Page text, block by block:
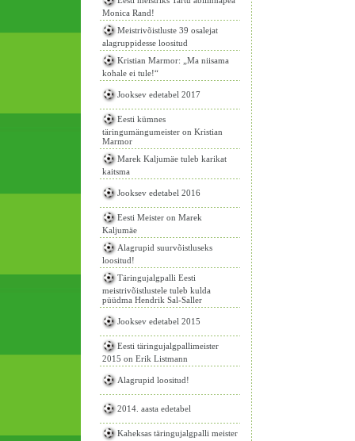
Monica Rand!
Meistrivõistluste 39 osalejat
alagruppidesse loositud
Kristian Marmor: „Ma niisama
kohale ei tule!“
Jooksev edetabel 2017
Eesti kümnes
täringumängumeister on Kristian
Marmor
Marek Kaljumäe tuleb karikat
kaitsma
Jooksev edetabel 2016
Eesti Meister on Marek
Kaljumäe
Alagrupid suurvõistluseks
loositud!
Täringujalgpalli Eesti
meistrivõistlustele tuleb kulda
püüdma Hendrik Sal-Saller
Jooksev edetabel 2015
Eesti täringujalgpallimeister
2015 on Erik Listmann
Alagrupid loositud!
2014. aasta edetabel
Kaheksas täringujalgpalli meister